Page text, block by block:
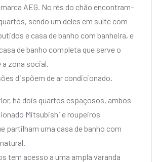
AEG. No rés do chão encontram-
sendo um deles em suíte com
e casa de banho com banheira, e
de banho completa que serve o
zona social.
dispõem de ar condicionado.
há dois quartos espaçosos, ambos
Mitsubishi e roupeiros
partilham uma casa de banho com
tem acesso a uma ampla varanda